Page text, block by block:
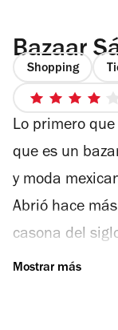
Bazaar
Shopping
4
de
Lo primero
que es un
y moda
Abrió hace
casona del
qué ir? Muy